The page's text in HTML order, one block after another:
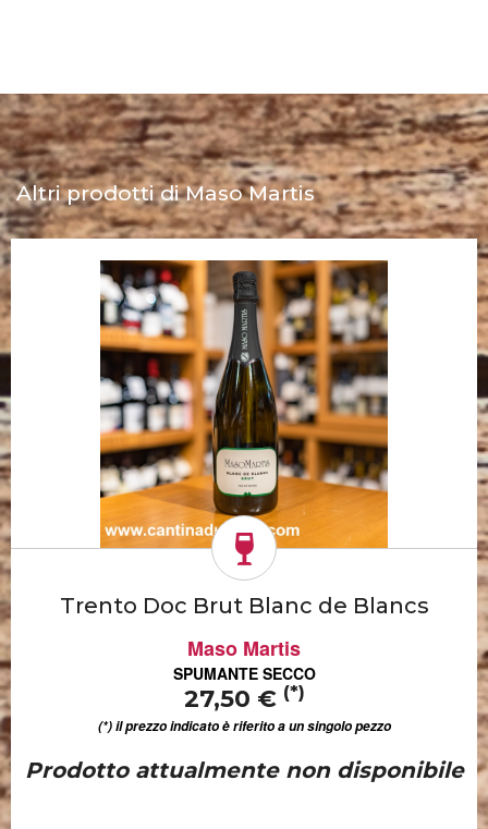
Altri prodotti di Maso Martis
Trento Doc Brut Blanc de Blancs
Maso Martis
SPUMANTE SECCO
27,50 € (*)
(*) il prezzo indicato è riferito a un singolo pezzo
Prodotto attualmente non disponibile